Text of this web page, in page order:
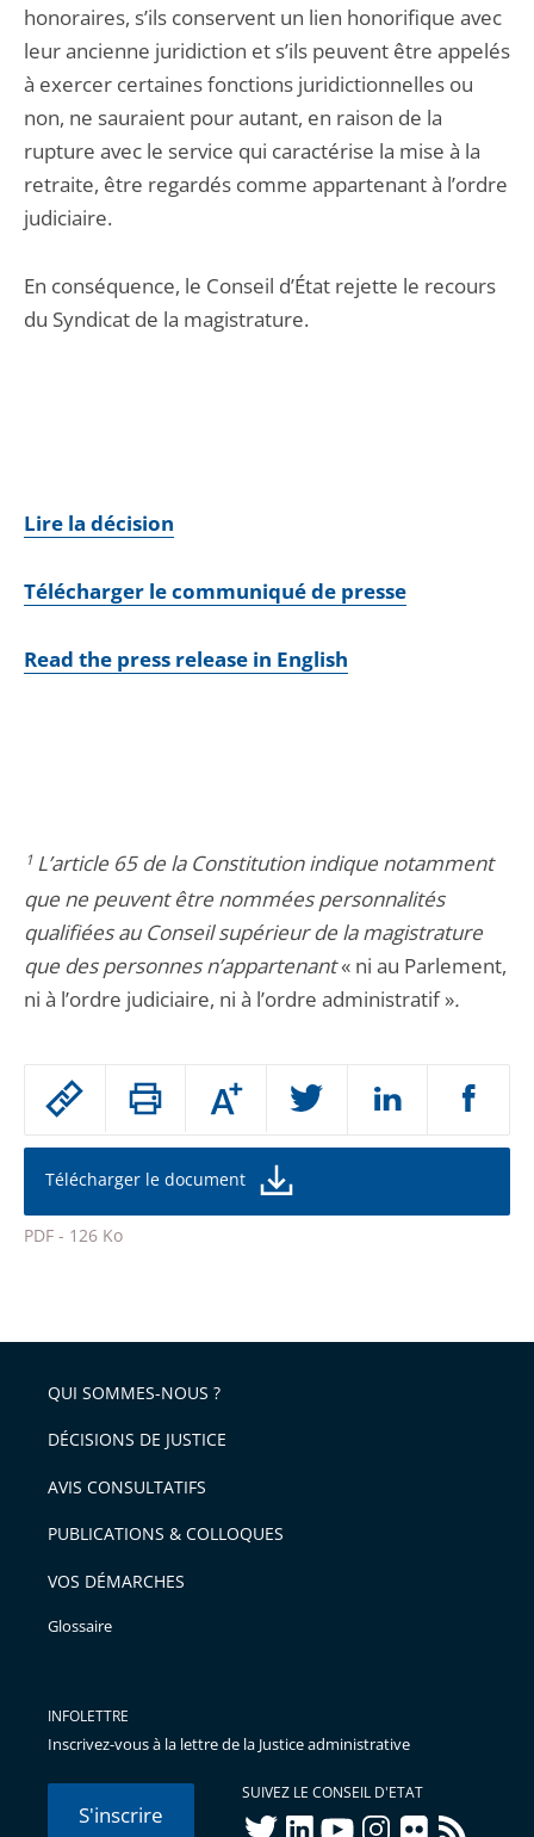
Passer
partage
de
l'article
pour
Augmenter
ou
la
de
police
Télécharger le document
PDF - 126 Ko
l'article
pour
avant
honoraires, s’ils conservent un lien honorifique avec
leur ancienne juridiction et s’ils peuvent être appelés
à exercer certaines fonctions juridictionnelles ou
non, ne sauraient pour autant, en raison de la
rupture avec le service qui caractérise la mise à la
retraite, être regardés comme appartenant à l’ordre
judiciaire.
En conséquence, le Conseil d’État rejette le recours
du Syndicat de la magistrature.
Lire la décision
Télécharger le communiqué de presse
Read the press release in English
1L’article 65 de la Constitution indique notamment
que ne peuvent être nommées personnalités
qualifiées au Conseil supérieur de la magistrature
que des personnes n’appartenant« ni au Parlement,
ni à l’ordre judiciaire, ni à l’ordre administratif ».
QUI SOMMES-NOUS ?
DÉCISIONS DE JUSTICE
AVIS CONSULTATIFS
PUBLICATIONS & COLLOQUES
VOS DÉMARCHES
Glossaire
INFOLETTRE
Inscrivez-vous à la lettre de la Justice administrative
S'inscrire
SUIVEZ LE CONSEIL D'ETAT
twitterlinkedInyoutubeinstagram
flickr rss